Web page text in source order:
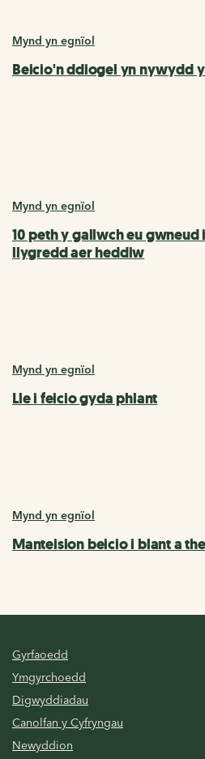
Mynd yn egnïol
Beicio'n ddiogel yn nywydd
Mynd yn egnïol
10 peth y gallwch eu gwneud
llygredd aer heddiw
Mynd yn egnïol
Lle i feicio gyda phlant
Mynd yn egnïol
Manteision beicio i blant a
Gyrfaoedd
Ymgyrchoedd
Digwyddiadau
Canolfan y Cyfryngau
Newyddion